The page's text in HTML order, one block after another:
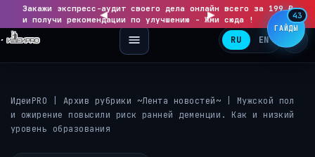
Закажи экспресс-аудит своего дела онлайн всего за 199 ₽
и получи рекомендации по улучшению - Жми сюда !
▶
RU EN
ИдеиPRO Архив рубрики ~Лента новостей~
Мужской пол
и ожирение повысили риск ранней деменции. Как и низкий
уровень образования
ГАЙДЫ
43